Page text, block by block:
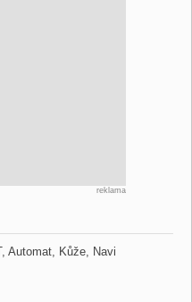
reklama
Automat,​ Kůže,​ Navi